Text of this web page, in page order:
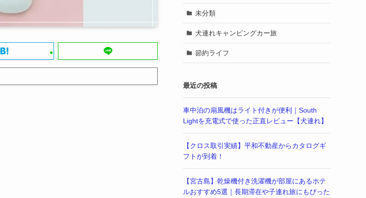
未分類
犬連れキャンピングカー旅
節約ライフ
最近の投稿
車中泊の扇風機はライト付きが便利｜South
Lightを充電式で使った正直レビュー【犬連れ】
【クロス取引実績】平和不動産からカタログギ
フトが到着！
【宮古島】乾燥機付き洗濯機が部屋にあるホテ
ルおすすめ5選｜長期滞在や子連れ旅にもぴった